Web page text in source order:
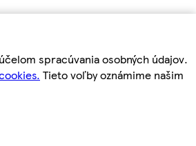
spracúvania osobných údajov.
Tieto voľby oznámime našim